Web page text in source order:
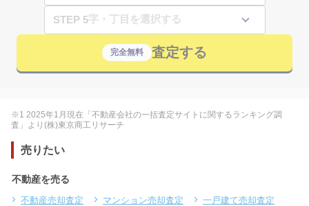
STEP 5
完全無料 査定する
※1 2025年1月現在「不動産会社の一括査定サイトに関するランキング調
査」より(株)東京商工リサーチ
売りたい
不動産を売る
不動産売却査定 マンション売却査定
一戸建て売却査定